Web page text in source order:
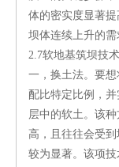
体的密实度显著
坝体连续上升的需
2.7软地基筑坝技术
一，换土法。要
配比特定比例，
层中的软土。该
高，且往往会受
较为显著。该项